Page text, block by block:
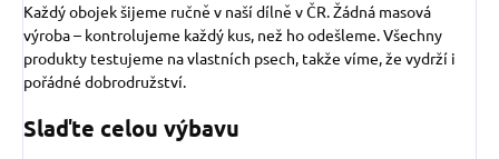
Každý obojek šijeme ručně v naší dílně v ČR. Žádná masová
výroba – kontrolujeme každý kus, než ho odešleme. Všechny
produkty testujeme na vlastních psech, takže víme, že vydrží i
pořádné dobrodružství.
Slaďte celou výbavu